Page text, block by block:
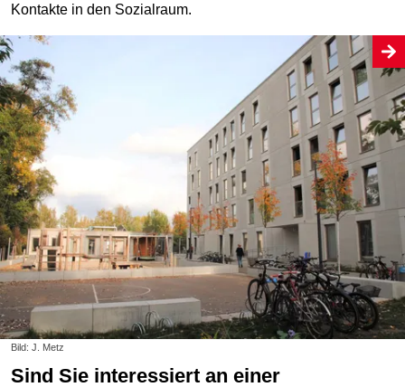
Kontakte in den Sozialraum.
Bild: J. Metz
Sind Sie interessiert an einer